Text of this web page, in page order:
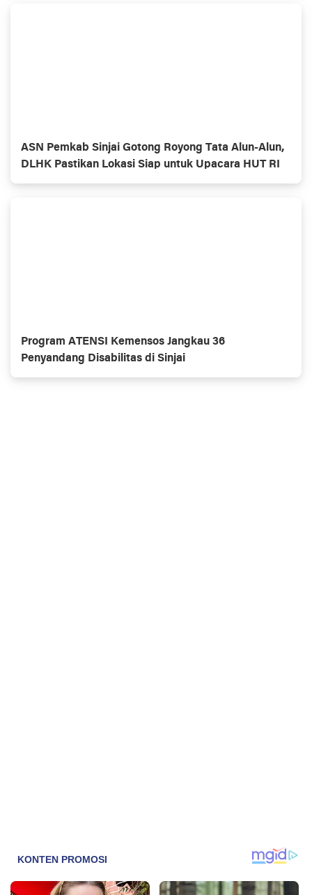
ASN Pemkab Sinjai Gotong Royong Tata Alun-Alun,
DLHK Pastikan Lokasi Siap untuk Upacara HUT RI
Program ATENSI Kemensos Jangkau 36
Penyandang Disabilitas di Sinjai